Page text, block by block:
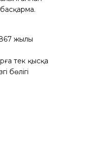
жылы
тек қысқа
бөлігі